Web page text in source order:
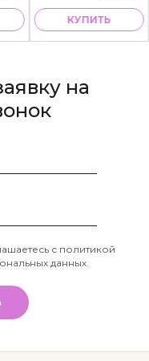
КУПИТЬ
на
с политикой
данных